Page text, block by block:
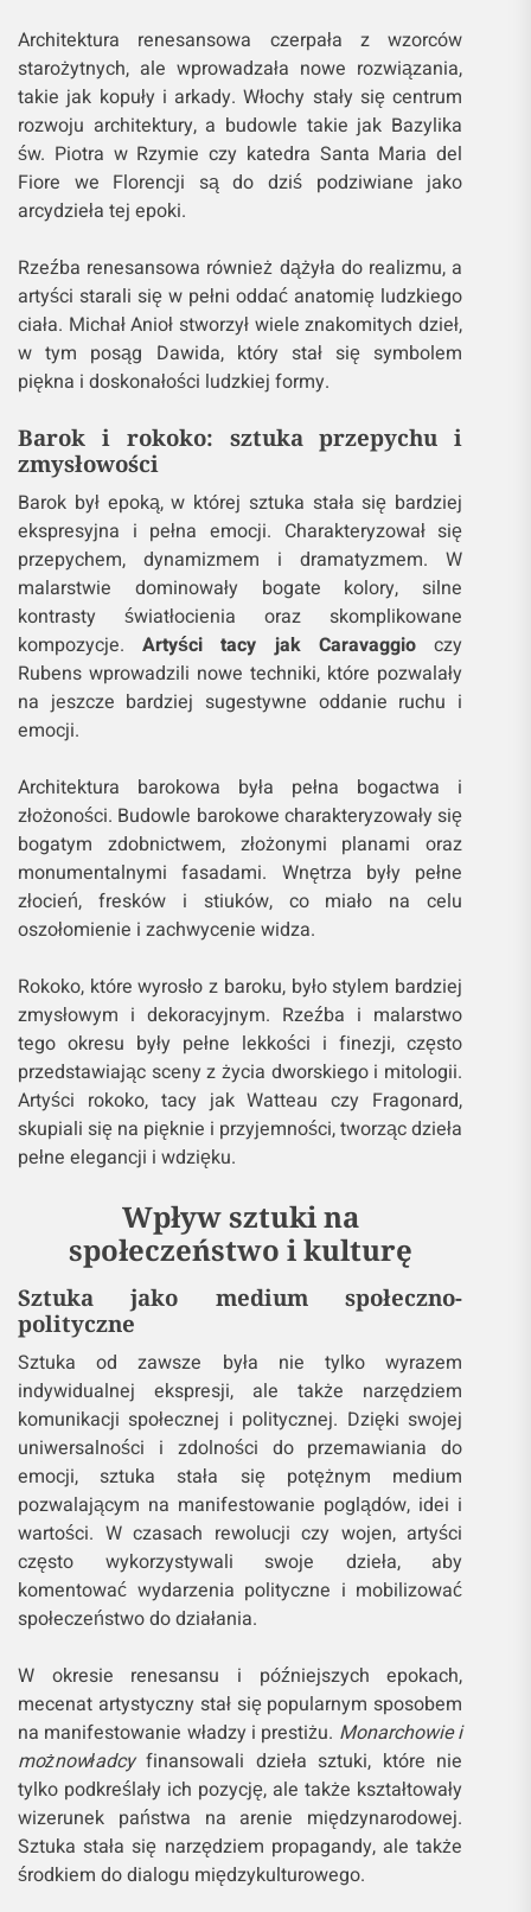
Architektura renesansowa czerpała z wzorców
starożytnych, ale wprowadzała nowe rozwiązania,
takie jak kopuły i arkady. Włochy stały się centrum
rozwoju architektury, a budowle takie jak Bazylika
św. Piotra w Rzymie czy katedra Santa Maria del
Fiore we Florencji są do dziś podziwiane jako
arcydzieła tej epoki.
Rzeźba renesansowa również dążyła do realizmu, a
artyści starali się w pełni oddać anatomię ludzkiego
ciała. Michał Anioł stworzył wiele znakomitych dzieł,
w tym posąg Dawida, który stał się symbolem
piękna i doskonałości ludzkiej formy.
Barok i rokoko: sztuka przepychu i
zmysłowości
Barok był epoką, w której sztuka stała się bardziej
ekspresyjna i pełna emocji. Charakteryzował się
przepychem, dynamizmem i dramatyzmem. W
malarstwie dominowały bogate kolory, silne
kontrasty światłocienia oraz skomplikowane
kompozycje.Artyści tacy jak Caravaggioczy
Rubens wprowadzili nowe techniki, które pozwalały
na jeszcze bardziej sugestywne oddanie ruchu i
emocji.
Architektura barokowa była pełna bogactwa i
złożoności. Budowle barokowe charakteryzowały się
bogatym zdobnictwem, złożonymi planami oraz
monumentalnymi fasadami. Wnętrza były pełne
złocień, fresków i stiuków, co miało na celu
oszołomienie i zachwycenie widza.
Rokoko, które wyrosło z baroku, było stylem bardziej
zmysłowym i dekoracyjnym. Rzeźba i malarstwo
tego okresu były pełne lekkości i finezji, często
przedstawiając sceny z życia dworskiego i mitologii.
Artyści rokoko, tacy jak Watteau czy Fragonard,
skupiali się na pięknie i przyjemności, tworząc dzieła
pełne elegancji i wdzięku.
Wpływ sztuki na
społeczeństwo i kulturę
Sztuka jako medium społeczno-
polityczne
Sztuka od zawsze była nie tylko wyrazem
indywidualnej ekspresji, ale także narzędziem
komunikacji społecznej i politycznej. Dzięki swojej
uniwersalności i zdolności do przemawiania do
emocji, sztuka stała się potężnym medium
pozwalającym na manifestowanie poglądów, idei i
wartości. W czasach rewolucji czy wojen, artyści
często wykorzystywali swoje dzieła, aby
komentować wydarzenia polityczne i mobilizować
społeczeństwo do działania.
W okresie renesansu i późniejszych epokach,
mecenat artystyczny stał się popularnym sposobem
na manifestowanie władzy i prestiżu. Monarchowie i
możnowładcyfinansowali dzieła sztuki, które nie
tylko podkreślały ich pozycję, ale także kształtowały
wizerunek państwa na arenie międzynarodowej.
Sztuka stała się narzędziem propagandy, ale także
środkiem do dialogu międzykulturowego.